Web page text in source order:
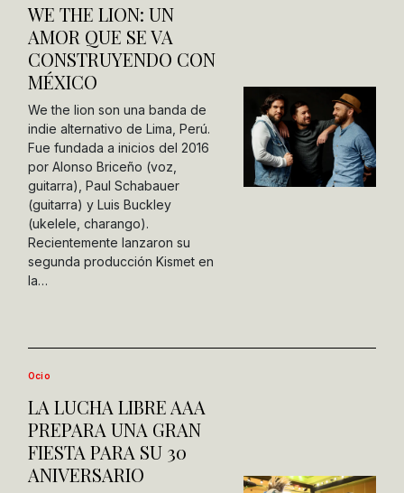
WE THE LION: UN
AMOR QUE SE VA
CONSTRUYENDO CON
MÉXICO
We the lion son una banda de
indie alternativo de Lima, Perú.
Fue fundada a inicios del 2016
por Alonso Briceño (voz,
guitarra), Paul Schabauer
(guitarra) y Luis Buckley
(ukelele, charango).
Recientemente lanzaron su
segunda producción Kismet en
la…
Ocio
LA LUCHA LIBRE AAA
PREPARA UNA GRAN
FIESTA PARA SU 30
ANIVERSARIO